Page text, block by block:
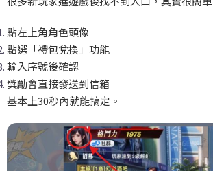
點左上角角色頭像
點選「禮包兌換」功能
輸入序號後確認
獎勵會直接發送到信箱
基本上30秒內就能搞定。